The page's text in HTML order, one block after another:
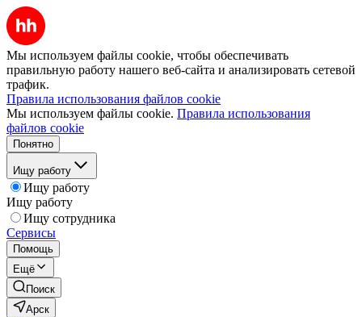
Мы используем файлы cookie, чтобы обеспечивать
правильную работу нашего веб-сайта и анализировать сетевой
трафик.
Правила использования файлов cookie
Мы используем файлы cookie. Правила использования
файлов cookie
Понятно
Ищу работу
Ищу работу
Ищу работу
Ищу сотрудника
Сервисы
Помощь
Ещё
Поиск
Арск